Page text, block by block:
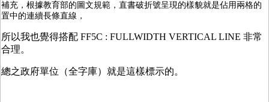
補充，根據教育部的圖文規範，直書破折號呈現的樣貌就是佔用兩格的
置中的連續長條直線，
所以我也覺得搭配 FF5C : FULLWIDTH VERTICAL LINE 非常
合理。
總之政府單位（全字庫）就是這樣標示的。